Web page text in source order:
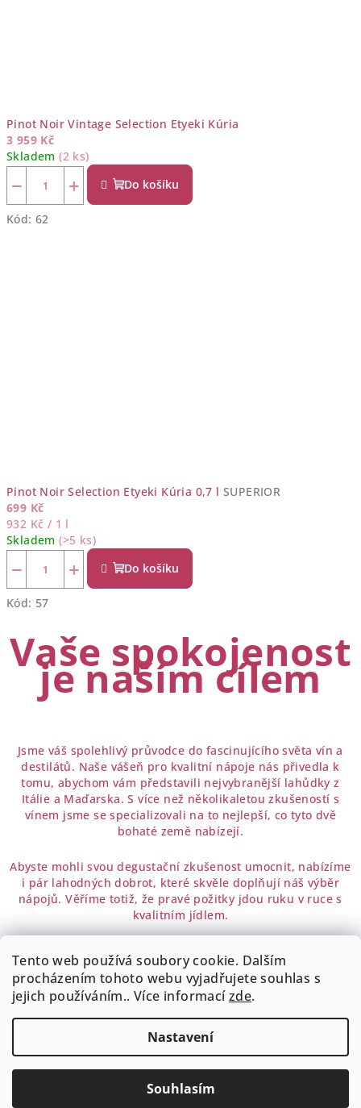
Tento web používá soubory cookie. Dalším
procházením tohoto webu vyjadřujete souhlas s
jejich používáním.. Více informacízde.
Nastavení
Souhlasím
Pinot Noir Vintage Selection Etyeki Kúria
3 959 Kč
Skladem(2 ks)
+
− Do košíku
Kód: 62
Pinot Noir Selection Etyeki Kúria 0,7 l SUPERIOR
699 Kč
Měrná
cena:
932 Kč / 1 l
Skladem(>5 ks)
+
− Do košíku
Kód: 57
Vaše spokojenost
je naším cílem
Jsme váš spolehlivý průvodce do fascinujícího světa vín a
destilátů. Naše vášeň pro kvalitní nápoje nás přivedla k
tomu, abychom vám představili nejvybranější lahůdky z
Itálie a Maďarska. S více než několikaletou zkušeností s
vínem jsme se specializovali na to nejlepší, co tyto dvě
bohaté země nabízejí.
Abyste mohli svou degustační zkušenost umocnit, nabízíme
i pár lahodných dobrot, které skvěle doplňují náš výběr
nápojů. Věříme totiž, že pravé požitky jdou ruku v ruce s
kvalitním jídlem.
p
Obchodní podmínky
Dodací a platební podmínky
Podmínky zpracování osobních údajů
Reklamační řád
Kontakt
Copyright 2026WWWINE. Všechna práva vyhrazena.
Upravit nastavení cookies